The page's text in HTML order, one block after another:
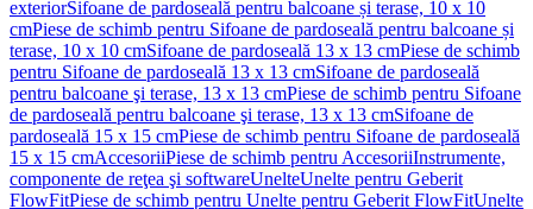
exteriorSifoane de pardoseală pentru balcoane și terase, 10 x 10
cmPiese de schimb pentru Sifoane de pardoseală pentru balcoane și
terase, 10 x 10 cmSifoane de pardoseală 13 x 13 cmPiese de schimb
pentru Sifoane de pardoseală 13 x 13 cmSifoane de pardoseală
pentru balcoane şi terase, 13 x 13 cmPiese de schimb pentru Sifoane
de pardoseală pentru balcoane şi terase, 13 x 13 cmSifoane de
pardoseală 15 x 15 cmPiese de schimb pentru Sifoane de pardoseală
15 x 15 cmAccesoriiPiese de schimb pentru AccesoriiInstrumente,
componente de reţea şi softwareUnelteUnelte pentru Geberit
FlowFitPiese de schimb pentru Unelte pentru Geberit FlowFitUnelte